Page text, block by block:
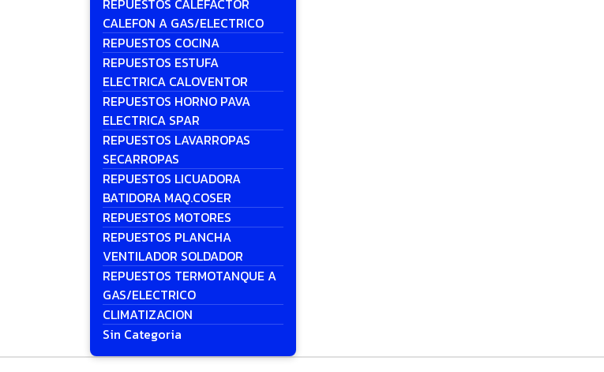
REPUESTOS CALEFACTOR
CALEFON A GAS/ELECTRICO
REPUESTOS COCINA
REPUESTOS ESTUFA
ELECTRICA CALOVENTOR
REPUESTOS HORNO PAVA
ELECTRICA SPAR
REPUESTOS LAVARROPAS
SECARROPAS
REPUESTOS LICUADORA
BATIDORA MAQ.COSER
REPUESTOS MOTORES
REPUESTOS PLANCHA
VENTILADOR SOLDADOR
REPUESTOS TERMOTANQUE A
GAS/ELECTRICO
CLIMATIZACION
Sin Categoria